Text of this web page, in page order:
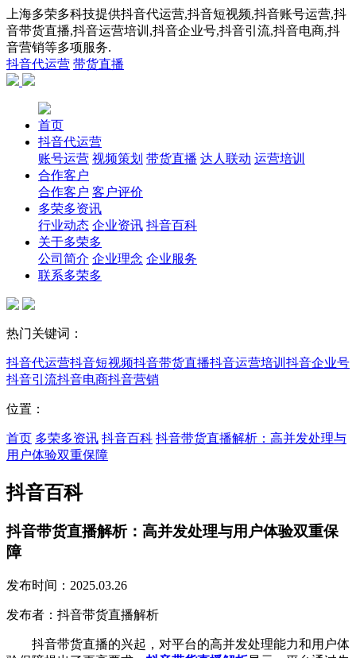
上海多荣多科技提供抖音代运营,抖音短视频,抖音账号运营,抖
音带货直播,抖音运营培训,抖音企业号,抖音引流,抖音电商,抖
音营销等多项服务.
抖音代运营 带货直播
首页
抖音代运营
账号运营 视频策划 带货直播 达人联动 运营培训
合作客户
合作客户 客户评价
多荣多资讯
行业动态 企业资讯 抖音百科
关于多荣多
公司简介 企业理念 企业服务
联系多荣多
热门关键词：
抖音代运营抖音短视频抖音带货直播抖音运营培训 抖音企业号
抖音引流抖音电商抖音营销
位置：
首页 多荣多资讯 抖音百科 抖音带货直播解析：高并发处理与
用户体验双重保障
抖音百科
抖音带货直播解析：高并发处理与用户体验双重保
障
发布时间：2025.03.26
发布者：抖音带货直播解析
抖音带货直播的兴起，对平台的高并发处理能力和用户体